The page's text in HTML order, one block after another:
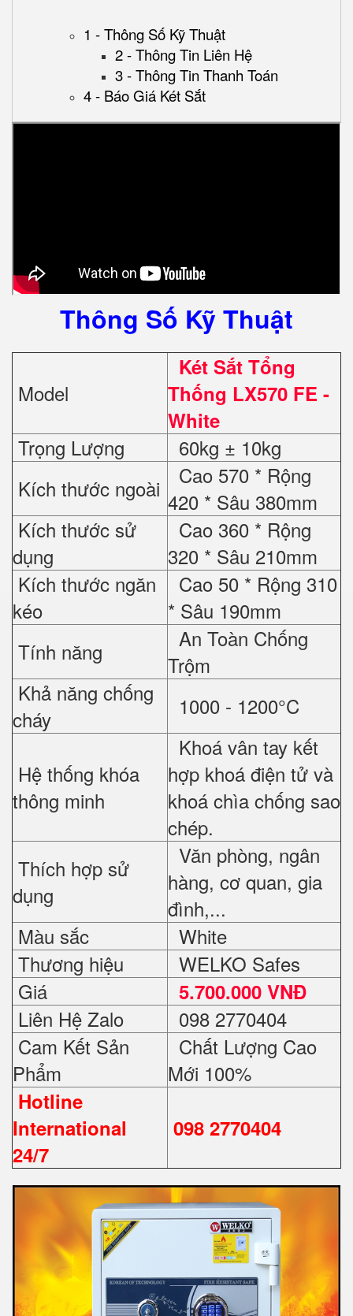
1 - Thông Số Kỹ Thuật
2 - Thông Tin Liên Hệ
3 - Thông Tin Thanh Toán
4 - Báo Giá Két Sắt
Thông Số Kỹ Thuật
Model
Két Sắt Tổng
Thống LX570 FE -
White
Trọng Lượng
60kg ± 10kg
Kích thước ngoài
Cao 570 * Rộng
420 * Sâu 380mm
Kích thước sử
dụng
Cao 360 * Rộng
320 * Sâu 210mm
Kích thước ngăn
kéo
Cao 50 * Rộng 310
* Sâu 190mm
Tính năng
An Toàn Chống
Trộm
Khả năng chống
cháy
1000 - 1200°C
Hệ thống khóa
thông minh
Khoá vân tay kết
hợp khoá điện tử và
khoá chìa chống sao
chép.
Thích hợp sử
dụng
Văn phòng, ngân
hàng, cơ quan, gia
đình,...
Màu sắc
White
Thương hiệu
WELKO Safes
Giá
5.700.000 VNĐ
Liên Hệ Zalo
098 2770404
Cam Kết Sản
Phẩm
Chất Lượng Cao
Mới 100%
Hotline
International
24/7
098 2770404